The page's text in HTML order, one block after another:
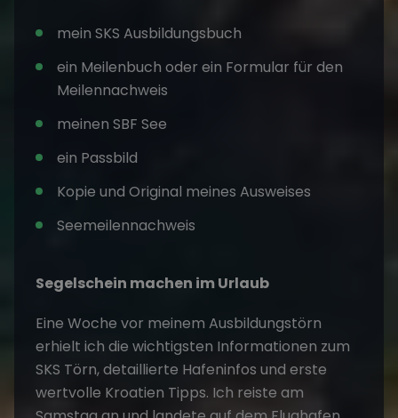
mein SKS Ausbildungsbuch
ein Meilenbuch oder ein Formular für den
Meilennachweis
meinen SBF See
ein Passbild
Kopie und Original meines Ausweises
Seemeilennachweis
Segelschein machen im Urlaub
Eine Woche vor meinem Ausbildungstörn
erhielt ich die wichtigsten Informationen zum
SKS Törn, detaillierte Hafeninfos und erste
wertvolle Kroatien Tipps. Ich reiste am